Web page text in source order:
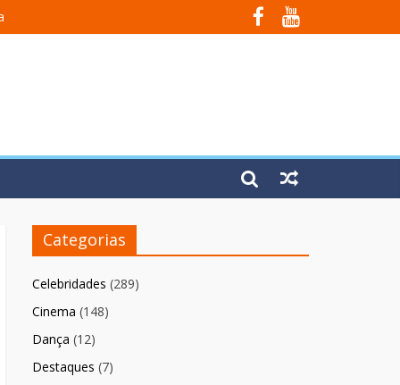
Categorias
Celebridades (289)
Cinema (148)
Dança (12)
Destaques (7)